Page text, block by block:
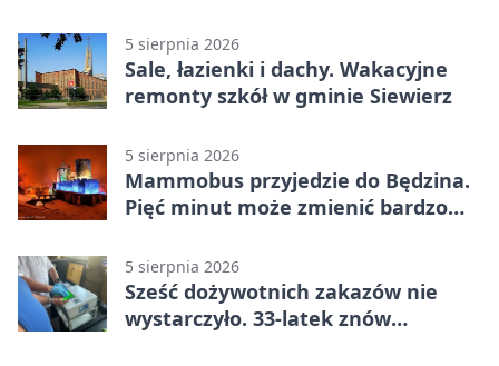
5 sierpnia 2026
Sale, łazienki i dachy. Wakacyjne
remonty szkół w gminie Siewierz
5 sierpnia 2026
Mammobus przyjedzie do Będzina.
Pięć minut może zmienić bardzo
5 sierpnia 2026
Sześć dożywotnich zakazów nie
wystarczyło. 33-latek znów